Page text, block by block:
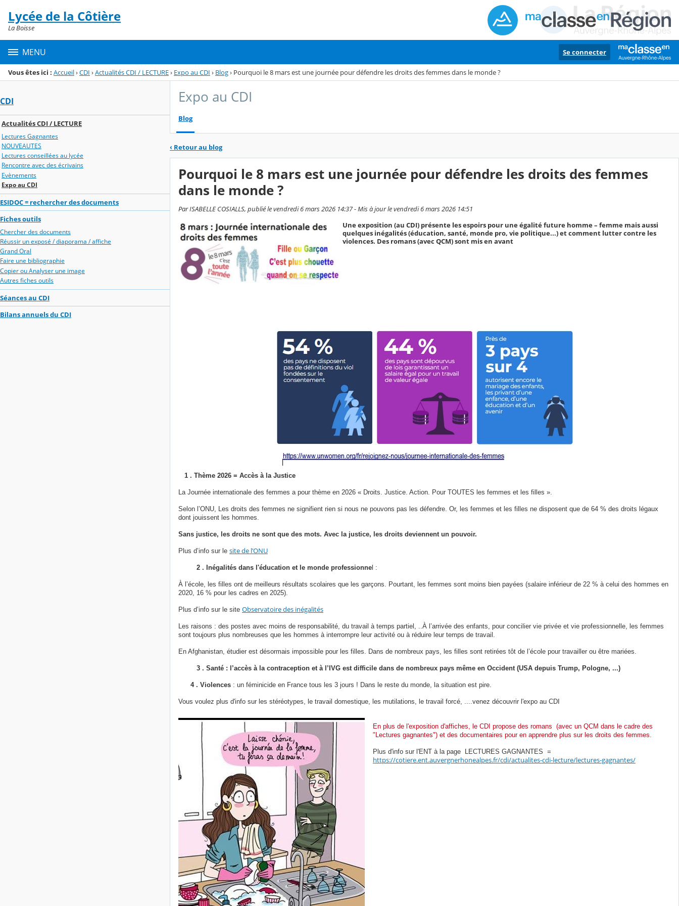
Menu de la rubrique
Contenu
Lycée de la Côtière
La Boisse
MENU Se connecter
Vous êtes ici : Accueil›CDI ›Actualités CDI / LECTURE› Expo au CDI › Blog› Pourquoi le 8 mars est une journée pour défendre les droits des femmes dans le monde ?
CDI
Actualités CDI / LECTURE
Lectures Gagnantes
NOUVEAUTES
Lectures conseillées au lycée
Rencontre avec des écrivains
Evènements
Expo au CDI
ESIDOC = rechercher des documents
Fiches outils
Chercher des documents
Réussir un exposé / diaporama / affiche
Grand Oral
Faire une bibliographie
Copier ou Analyser une image
Autres fiches outils
Séances au CDI
Bilans annuels du CDI
Expo au CDI
Blog
‹ Retour au blog
Pourquoi le 8 mars est une journée pour défendre les droits des femmes
dans le monde ?
Par ISABELLE COSIALLS, publié le vendredi 6 mars 2026 14:37 - Mis à jour le vendredi 6 mars 2026 14:51
Une exposition (au CDI) présente les espoirs pour une égalité future homme – femme mais aussi
quelques inégalités (éducation, santé, monde pro, vie politique...) et comment lutter contre les
violences. Des romans (avec QCM) sont mis en avant
1 . Thème 2026 = Accès à la Justice
La Journée internationale des femmes a pour thème en 2026 « Droits. Justice. Action. Pour TOUTES les femmes et les filles ».
Selon l’ONU, Les droits des femmes ne signifient rien si nous ne pouvons pas les défendre. Or, les femmes et les filles ne disposent que de 64 % des droits légaux
dont jouissent les hommes.
Sans justice, les droits ne sont que des mots. Avec la justice, les droits deviennent un pouvoir.
Plus d’info sur le site de l’ONU
2 . Inégalités dans l'éducation et le monde professionne l :
À l’école, les filles ont de meilleurs résultats scolaires que les garçons. Pourtant, les femmes sont moins bien payées (salaire inférieur de 22 % à celui des hommes en
2020, 16 % pour les cadres en 2025).
Plus d’info sur le site Observatoire des inégalités
Les raisons : des postes avec moins de responsabilité, du travail à temps partiel, ..À l’arrivée des enfants, pour concilier vie privée et vie professionnelle, les femmes
sont toujours plus nombreuses que les hommes à interrompre leur activité ou à réduire leur temps de travail.
En Afghanistan, étudier est désormais impossible pour les filles. Dans de nombreux pays, les filles sont retirées tôt de l’école pour travailler ou être mariées.
3 . Santé : l’accès à la contraception et à l’IVG est difficile dans de nombreux pays même en Occident (USA depuis Trump, Pologne, ...)
4 . Violences : un féminicide en France tous les 3 jours ! Dans le reste du monde, la situation est pire.
Vous voulez plus d'info sur les stéréotypes, le travail domestique, les mutilations, le travail forcé, ....venez découvrir l'expo au CDI
En plus de l'exposition d'affiches, le CDI propose des romans (avec un QCM dans le cadre des
"Lectures gagnantes") et des documentaires pour en apprendre plus sur les droits des femmes.
Plus d'info sur l'ENT à la page LECTURES GAGNANTES =
https://cotiere.ent.auvergnerhonealpes.fr/cdi/actualites-cdi-lecture/lectures-gagnantes/